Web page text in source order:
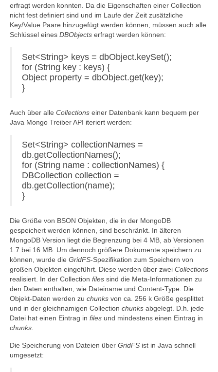
erfragt werden konnten. Da die Eigenschaften einer Collection
nicht fest definiert sind und im Laufe der Zeit zusätzliche
Key/Value Paare hinzugefügt werden können, müssen auch alle
Schlüssel eines DBObjects erfragt werden können:
Set<String> keys = dbObject.keySet();
for (String key : keys) {
Object property = dbObject.get(key);
}
Auch über alle Collections einer Datenbank kann bequem per
Java Mongo Treiber API iteriert werden:
Set<String> collectionNames =
db.getCollectionNames();
for (String name : collectionNames) {
DBCollection collection =
db.getCollection(name);
}
Die Größe von BSON Objekten, die in der MongoDB
gespeichert werden können, sind beschränkt. In älteren
MongoDB Version liegt die Begrenzung bei 4 MB, ab Versionen
1.7 bei 16 MB. Um dennoch größere Dokumente speichern zu
können, wurde die GridFS-Spezifikation zum Speichern von
großen Objekten eingeführt. Diese werden über zwei Collections
realisiert. In der Collection files sind die Meta-Informationen zu
den Daten enthalten, wie Dateiname und Content-Type. Die
Objekt-Daten werden zu chunks von ca. 256 k Größe gesplittet
und in der gleichnamigen Collection chunks abgelegt. D.h. jede
Datei hat einen Eintrag in files und mindestens einen Eintrag in
chunks
Die Speicherung von Dateien über GridFS ist in Java schnell
umgesetzt: